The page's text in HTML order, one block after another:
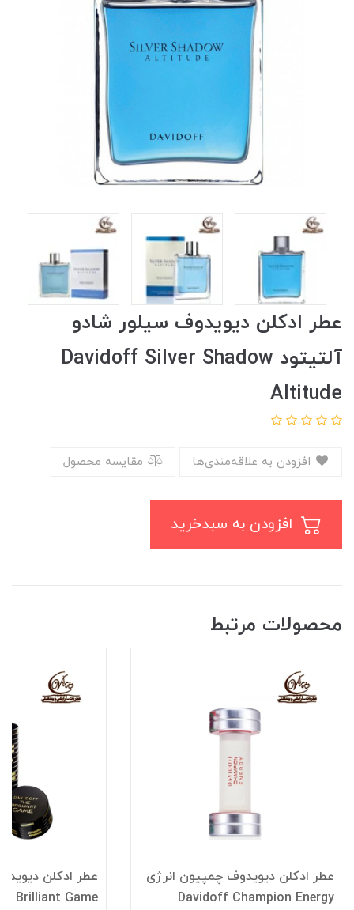
عطر ادکلن دیویدوف سیلور شادو
آلتیتود Davidoff Silver Shadow
Altitude
مقایسه محصول
محصولات مرتبط
عطر ادکلن دیویدوف چمپیون انرژی
Davidoff Champion Energy
عطر ادکلن
Brilliant Game